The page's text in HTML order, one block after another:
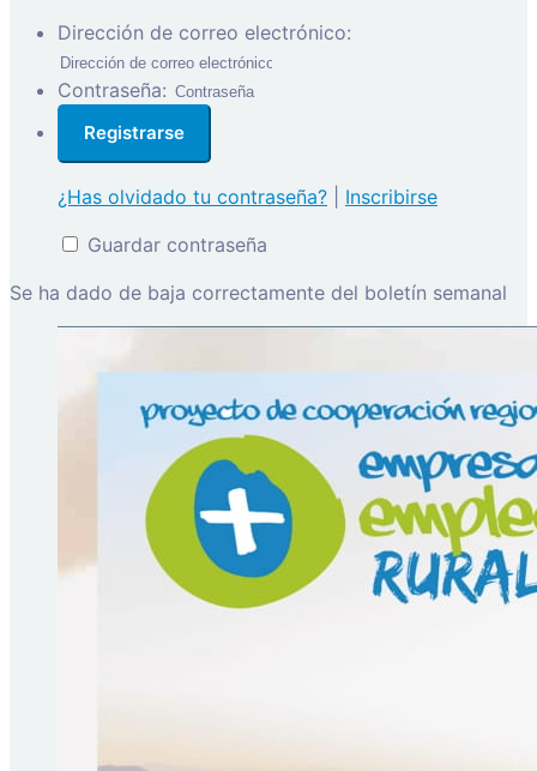
Dirección de correo electrónico:
Contraseña:
¿Has olvidado tu contraseña?
Inscribirse
Guardar contraseña
Se ha dado de baja correctamente del boletín semanal